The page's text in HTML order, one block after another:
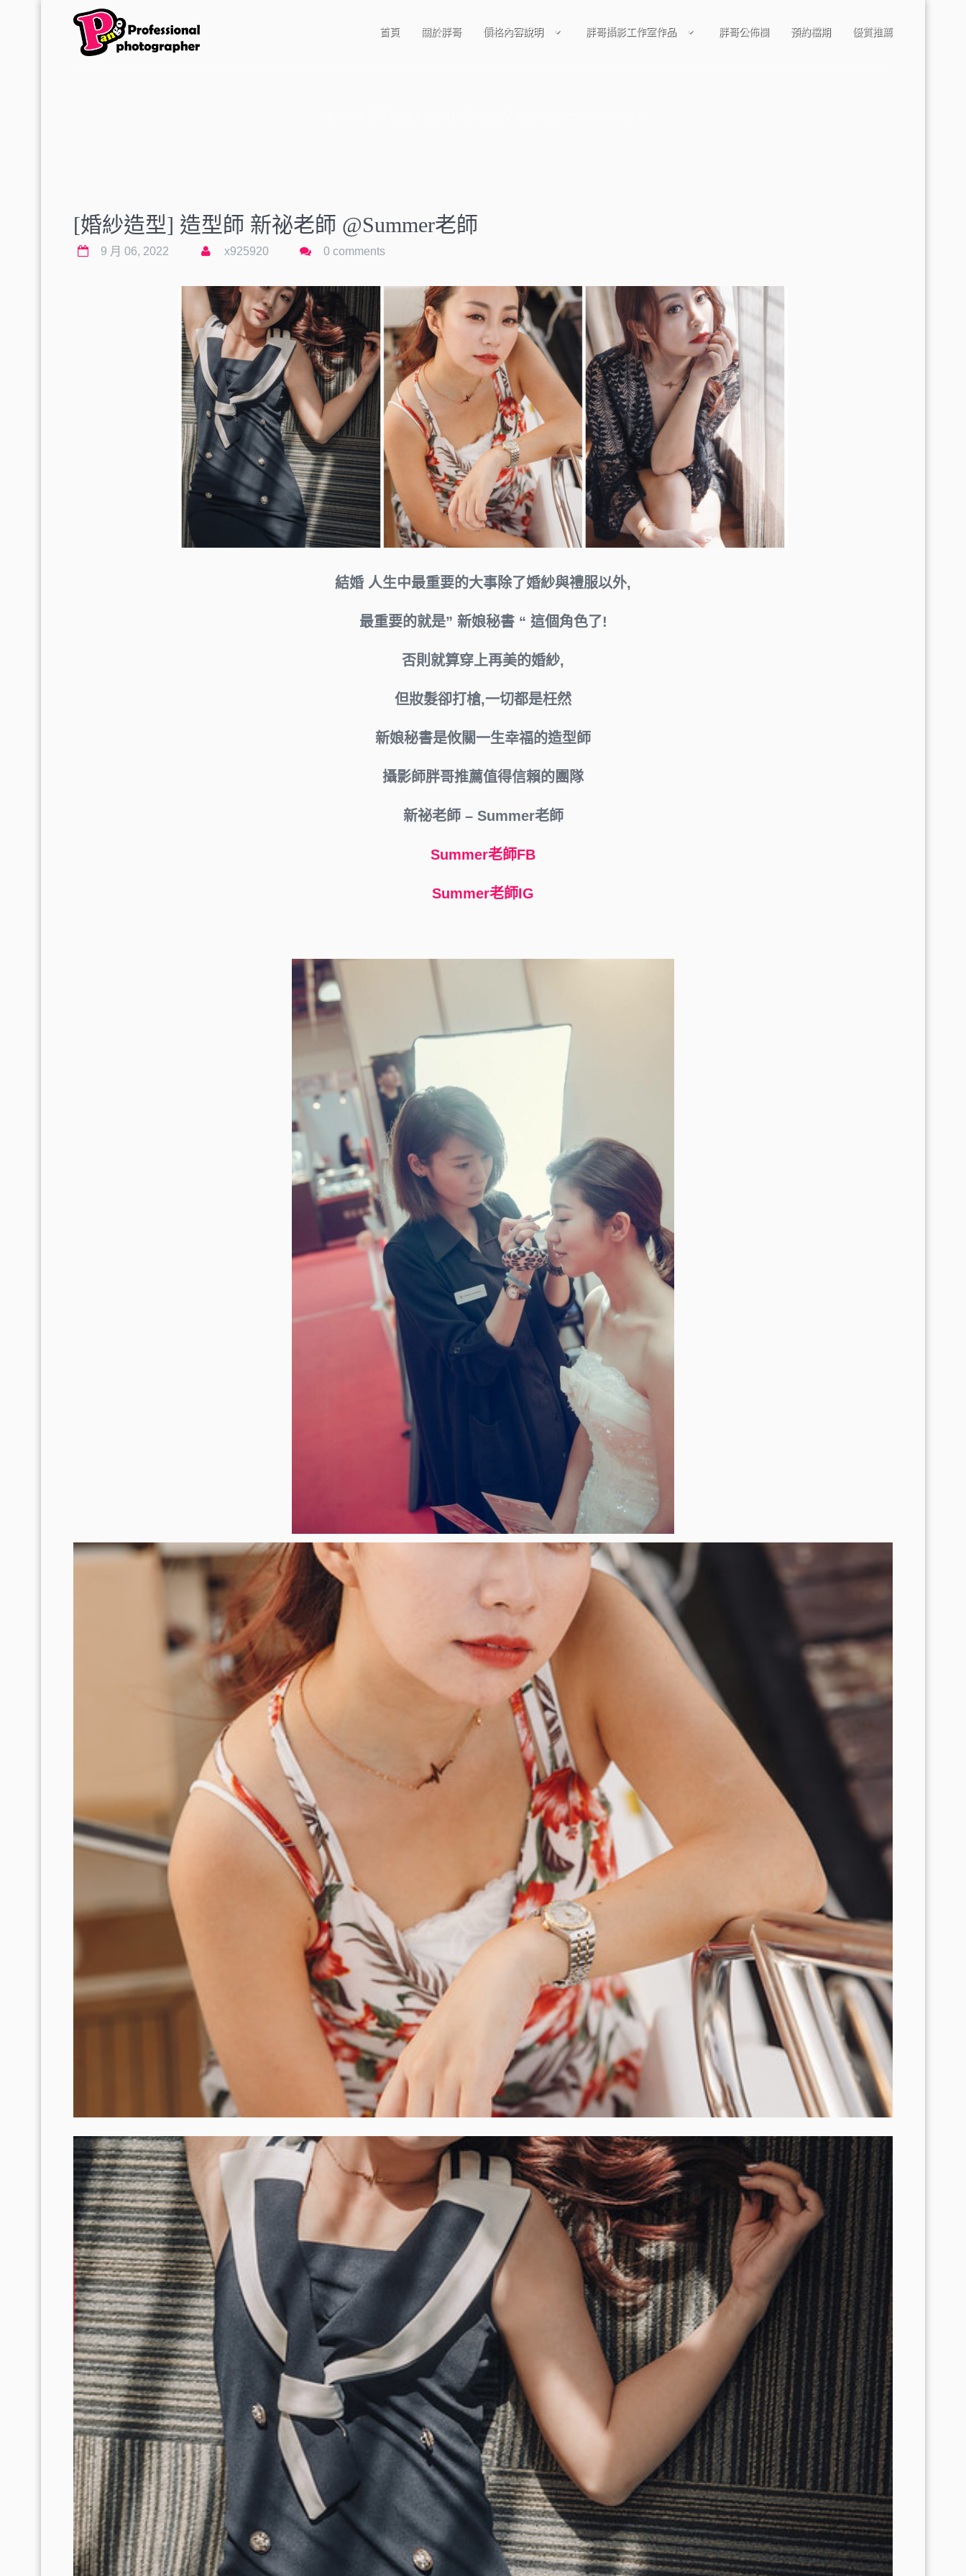
首頁 關於胖哥 價格內容說明 胖哥攝影工作室作品 胖哥公佈欄 預約檔期 優質推薦
[婚紗造型] 造型師 新祕老師 @Summer老師
9 月 06, 2022 x925920 0 comments
結婚 人生中最重要的大事除了婚紗與禮服以外,
最重要的就是” 新娘秘書 “ 這個角色了!
否則就算穿上再美的婚紗,
但妝髮卻打槍,一切都是枉然
新娘秘書是攸關一生幸福的造型師
攝影師胖哥推薦值得信賴的團隊
新祕老師 – Summer老師
Summer老師FB
Summer老師IG